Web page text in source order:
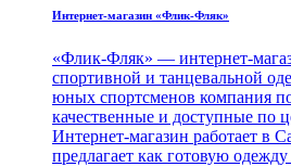
Интернет-магазин «Флик-Фляк»
«Флик-Фляк» — интернет-
спортивной и танцевальной
юных спортсменов компания
качественные и доступные по
Интернет-магазин работает в
предлагает как готовую